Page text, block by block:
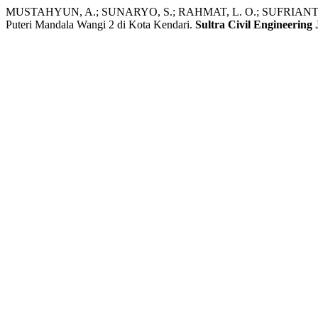
MUSTAHYUN, A.; SUNARYO, S.; RAHMAT, L. O.;
Puteri Mandala Wangi 2 di Kota Kendari. Sultra Civil Engineering